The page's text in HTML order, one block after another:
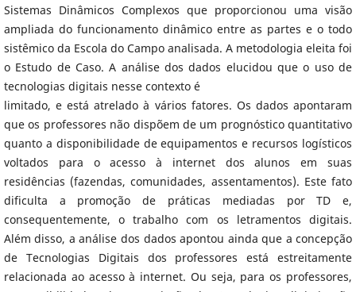
Sistemas Dinâmicos Complexos que proporcionou uma visão
ampliada do funcionamento dinâmico entre as partes e o todo
sistêmico da Escola do Campo analisada. A metodologia eleita foi
o Estudo de Caso. A análise dos dados elucidou que o uso de
tecnologias digitais nesse contexto é
limitado, e está atrelado à vários fatores. Os dados apontaram
que os professores não dispõem de um prognóstico quantitativo
quanto a disponibilidade de equipamentos e recursos logísticos
voltados para o acesso à internet dos alunos em suas
residências (fazendas, comunidades, assentamentos). Este fato
dificulta a promoção de práticas mediadas por TD e,
consequentemente, o trabalho com os letramentos digitais.
Além disso, a análise dos dados apontou ainda que a concepção
de Tecnologias Digitais dos professores está estreitamente
relacionada ao acesso à internet. Ou seja, para os professores,